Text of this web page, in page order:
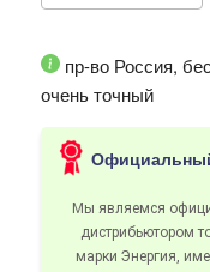
пр-во Россия,
очень точный
Мы являемся
дистрибьютором
марки Энергия,